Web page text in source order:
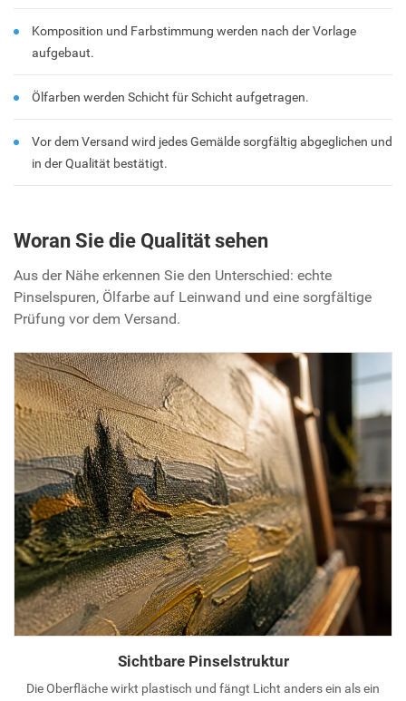
Komposition und Farbstimmung werden nach der Vorlage
aufgebaut.
Ölfarben werden Schicht für Schicht aufgetragen.
Vor dem Versand wird jedes Gemälde sorgfältig abgeglichen und
in der Qualität bestätigt.
Woran Sie die Qualität sehen
Aus der Nähe erkennen Sie den Unterschied: echte
Pinselspuren, Ölfarbe auf Leinwand und eine sorgfältige
Prüfung vor dem Versand.
Sichtbare Pinselstruktur
Die Oberfläche wirkt plastisch und fängt Licht anders ein als ein